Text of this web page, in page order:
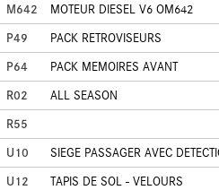
M642
MOTEUR DIESEL V6 OM642
P49
PACK RETROVISEURS
P64
PACK MEMOIRES AVANT
R02
ALL SEASON
R55
U10
SIEGE PASSAGER AVEC
U12
TAPIS DE SOL - VELOURS